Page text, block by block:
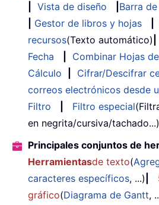
Vista de diseño
Barra
Gestor de libros y hojas
recursos(Texto automático)
Fecha
Combinar Hojas de
Cálculo
Cifrar/Descifrar
correos electrónicos desde
Filtro
Filtro especial
en negrita/cursiva/
Principales conjuntos de
Herramientasde texto(
caracteres específicos, ...)
gráfico(Diagrama de Gantt,